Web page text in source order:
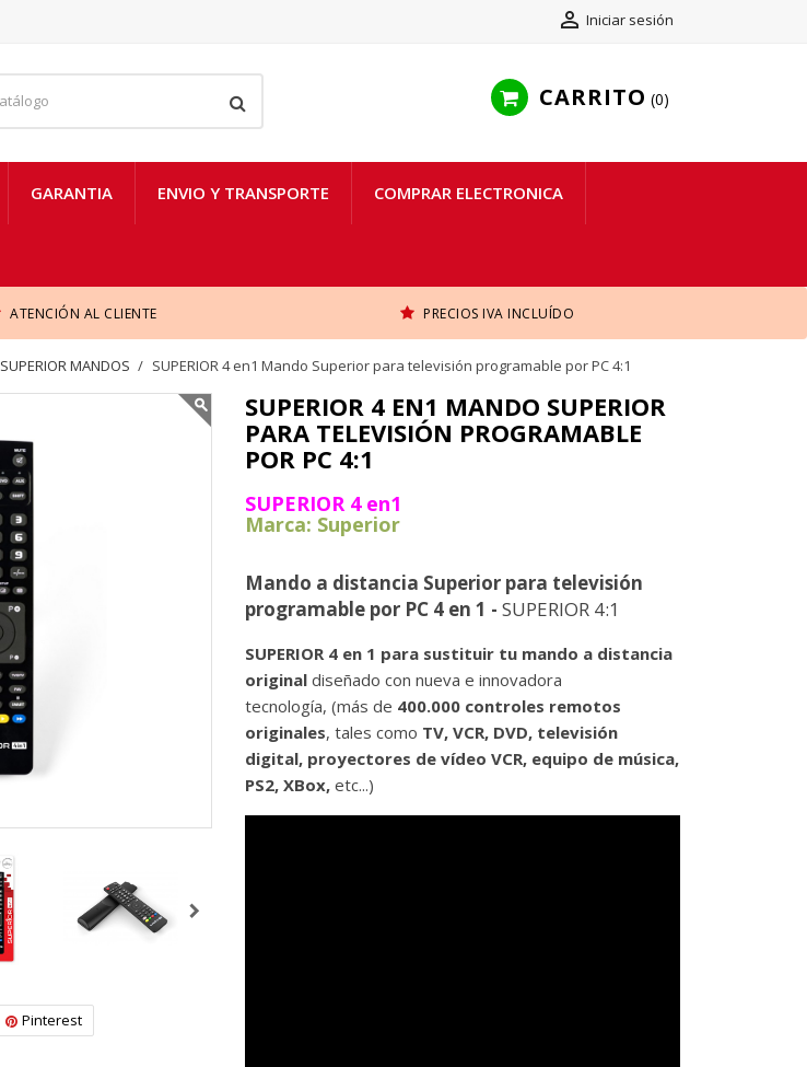
 Iniciar sesión
CARRITO 0
GARANTIA ENVIO Y TRANSPORTE COMPRAR ELECTRONICA
ATENCIÓN AL CLIENTE PRECIOS IVA INCLUÍDO
SUPERIOR MANDOS SUPERIOR 4 en1 Mando Superior para televisión programable por PC 4:1
Pinterest
SUPERIOR 4 EN1 MANDO SUPERIOR
PARA TELEVISIÓN PROGRAMABLE
POR PC 4:1
SUPERIOR 4 en1
Marca: Superior
Mando a distancia Superior para televisión
programable por PC 4 en 1 - SUPERIOR 4:1
SUPERIOR 4 en 1 para sustituir tu mando a distancia
originaldiseñado con nueva e innovadora
tecnología, (más de 400.000 controles remotos
originales, tales como TV, VCR, DVD, televisión
digital, proyectores de vídeo VCR, equipo de música,
PS2, XBox,etc...)